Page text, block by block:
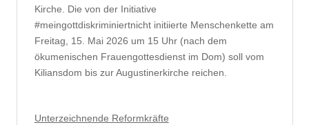
Kirche. Die von der Initiative
#meingottdiskriminiertnicht initiierte Menschenkette am
Freitag, 15. Mai 2026 um 15 Uhr (nach dem
ökumenischen Frauengottesdienst im Dom) soll vom
Kiliansdom bis zur Augustinerkirche reichen.
Unterzeichnende Reformkräfte